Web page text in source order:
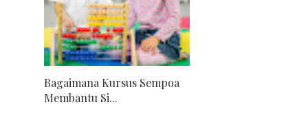
Bagaimana Kursus Sempoa
Membantu Si...